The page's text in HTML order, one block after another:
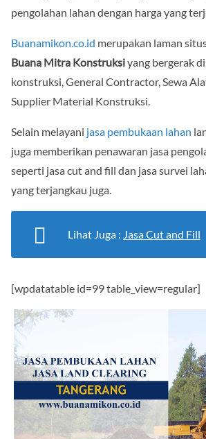
pengolahan lahan dengan harga yang
Buanamikon.co.id merupakan laman
Buana Mitra Konstruksiyang bergerak
konstruksi, General Contractor, Sewa
Supplier Material Konstruksi.
Selain melayani jasa pembukaan lahan
juga memberikan penawaran jasa
seperti jasa cut and fill dan jasa survei
yang terjangkau juga.
Lihat Juga : Jasa Cut and Fill
[wpdatatable id=99 table_view=regular]